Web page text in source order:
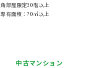
角部屋限定30階以上
専有面積：70㎡以上
中古マンション